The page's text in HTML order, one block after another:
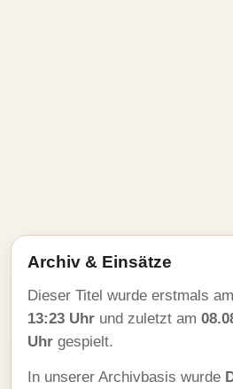
Archiv & Einsätze
Dieser Titel wurde erstmals am
13:23 Uhr und zuletzt am
Uhr gespielt.
In unserer Archivbasis wurde